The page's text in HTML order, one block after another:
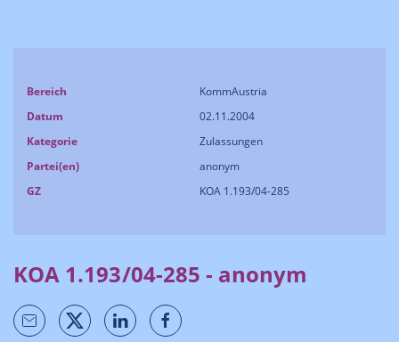
Bereich
KommAustria
Datum
02.11.2004
Kategorie
Zulassungen
Partei(en)
anonym
GZ
KOA 1.193/04-285
KOA 1.193/04-285 - anonym